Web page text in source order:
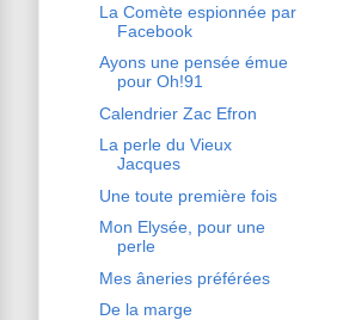
La Comète espionnée par
Facebook
Ayons une pensée émue
pour Oh!91
Calendrier Zac Efron
La perle du Vieux
Jacques
Une toute première fois
Mon Elysée, pour une
perle
Mes âneries préférées
De la marge